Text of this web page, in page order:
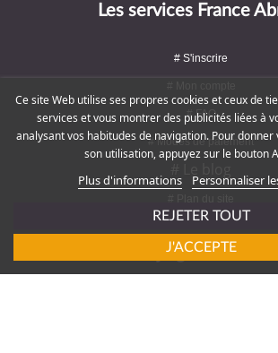
Les services France
# S'inscrire
# FAQ
# Modes de paiement
Rejoignez-nous !
Ce site Web utilise ses propres cookies et ceux de
services et vous montrer des publicités liées à
analysant vos habitudes de navigation. Pour
son utilisation, appuyez sur le bouton
Plus d'informations Personnaliser
REJETER TOUT
J'ACCEPTE